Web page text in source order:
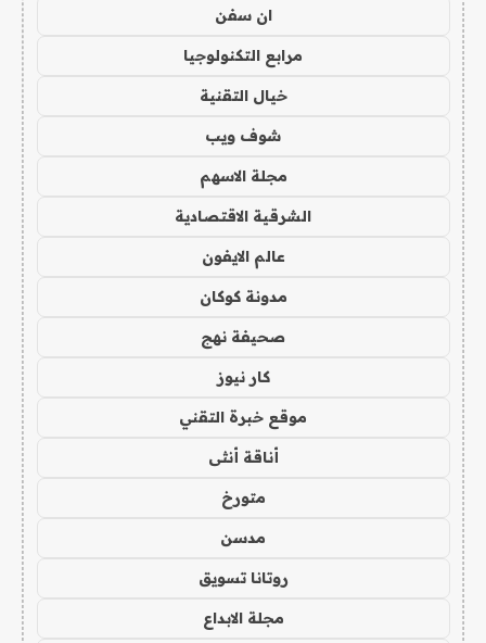
ان سفن
مرابع التكنولوجيا
خيال التقنية
شوف ويب
مجلة الاسهم
الشرقية الاقتصادية
عالم الايفون
مدونة كوكان
صحيفة نهج
كار نيوز
موقع خبرة التقني
أناقة أنثى
متورخ
مدسن
روتانا تسويق
مجلة الابداع